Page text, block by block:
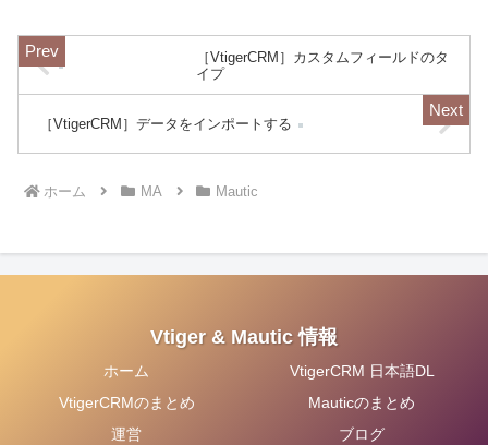
セグメントの設定左メニューの
中からセグメントを選択しま
す。右上のを...
［VtigerCRM］カスタムフィールドのタ
イプ
［VtigerCRM］データをインポートする
ホーム MA Mautic
Vtiger & Mautic 情報
ホーム
VtigerCRM 日本語DL
VtigerCRMのまとめ
Mauticのまとめ
運営
ブログ